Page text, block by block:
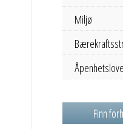
Miljø
Finn